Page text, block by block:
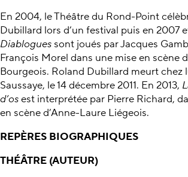
En 2004, le Théâtre du Rond-Point
Dubillard lors d’un festival puis en 2007
Diablogues sont joués par Jacques
François Morel dans une mise en scène
Bourgeois. Roland Dubillard meurt chez
Saussaye, le 14 décembre 2011. En 2013,
d’osest interprétée par Pierre Richard,
en scène d’Anne-Laure Liégeois.
REPÈRES BIOGRAPHIQUES
THÉÂTRE (AUTEUR)